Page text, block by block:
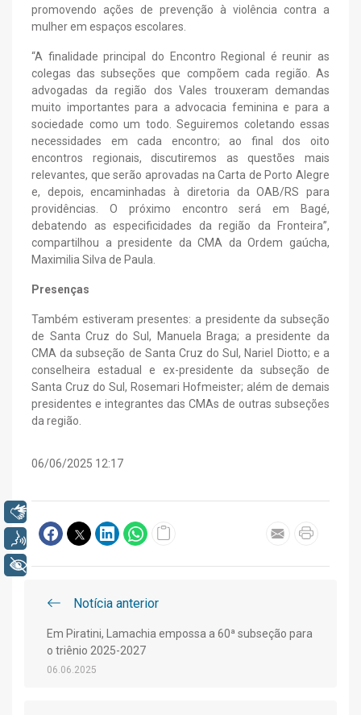
promovendo ações de prevenção à violência contra a
mulher em espaços escolares.
“A finalidade principal do Encontro Regional é reunir as
colegas das subseções que compõem cada região. As
advogadas da região dos Vales trouxeram demandas
muito importantes para a advocacia feminina e para a
sociedade como um todo. Seguiremos coletando essas
necessidades em cada encontro; ao final dos oito
encontros regionais, discutiremos as questões mais
relevantes, que serão aprovadas na Carta de Porto Alegre
e, depois, encaminhadas à diretoria da OAB/RS para
providências. O próximo encontro será em Bagé,
debatendo as especificidades da região da Fronteira”,
compartilhou a presidente da CMA da Ordem gaúcha,
Maximilia Silva de Paula.
Presenças
Também estiveram presentes: a presidente da subseção
de Santa Cruz do Sul, Manuela Braga; a presidente da
CMA da subseção de Santa Cruz do Sul, Nariel Diotto; e a
conselheira estadual e ex-presidente da subseção de
Santa Cruz do Sul, Rosemari Hofmeister; além de demais
presidentes e integrantes das CMAs de outras subseções
da região.
06/06/2025 12:17
Notícia anterior
Em Piratini, Lamachia empossa a 60ª subseção para
o triênio 2025-2027
06.06.2025
Voz
+ Acessibilidade